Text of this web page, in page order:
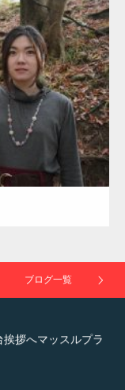
ッチョ) 大胸筋 腹筋
ブログ一覧
ONE MORNING」
よ」に取材されまし
拶へマッスルプラ